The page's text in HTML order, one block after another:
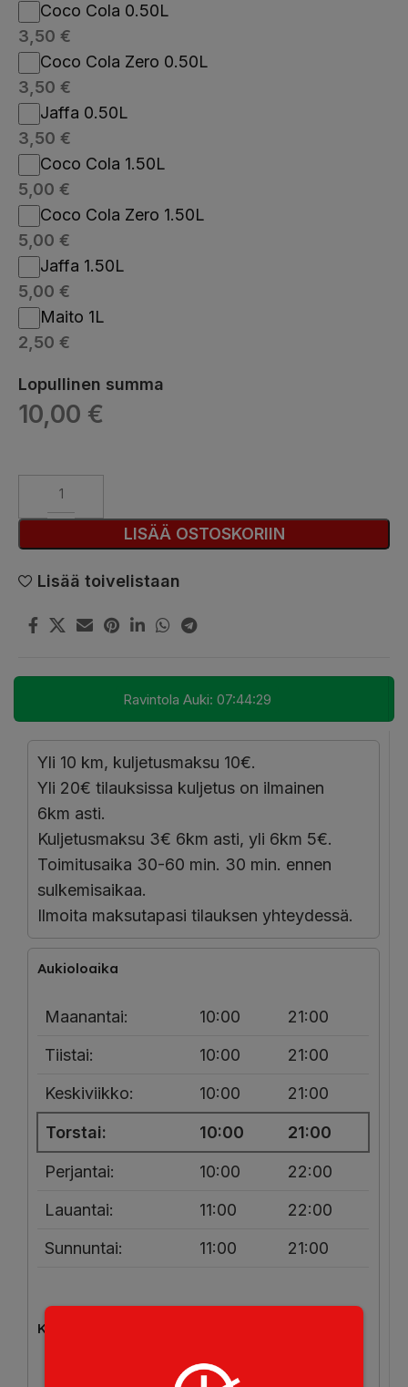
Coco Cola 0.50L
3,50€
Coco Cola Zero 0.50L
3,50€
Jaffa 0.50L
3,50€
Coco Cola 1.50L
5,00€
Coco Cola Zero 1.50L
5,00€
Jaffa 1.50L
5,00€
Maito 1L
2,50€
Lopullinen summa
10,00 €
LISÄÄ OSTOSKORIIN
Lisää toivelistaan
Ravintola Auki: 07:44:28
Yli 10 km, kuljetusmaksu 10€.
Yli 20€ tilauksissa kuljetus on ilmainen
6km asti.
Kuljetusmaksu 3€ 6km asti, yli 6km 5€.
Toimitusaika 30-60 min. 30 min. ennen
sulkemisaikaa.
Ilmoita maksutapasi tilauksen yhteydessä.
Aukioloaika
Maanantai: 10:00
21:00
Tiistai:
10:00
21:00
Keskiviikko:
10:00 21:00
Torstai: 10:00 21:00
Perjantai: 10:00
22:00
Lauantai:
11:00
22:00
Sunnuntai:
11:00 21:00
Kotinkuljetus
10:00